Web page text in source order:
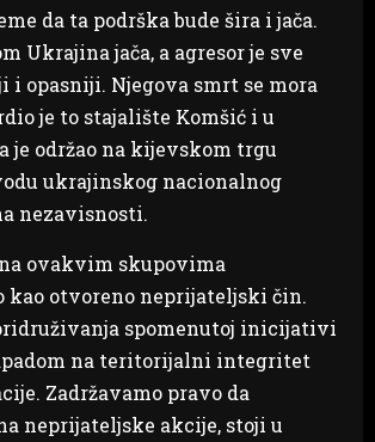
da ta podrška bude šira i jača.
Ukrajina jača, a agresor je sve
i opasniji. Njegova smrt se mora
je to stajalište Komšić i u
je održao na kijevskom trgu
ukrajinskog nacionalnog
nezavisnosti.
ovakvim skupovima
kao otvoreno neprijateljski čin.
spomenutoj inicijativi
na teritorijalni integritet
Zadržavamo pravo da
neprijateljske akcije, stoji u